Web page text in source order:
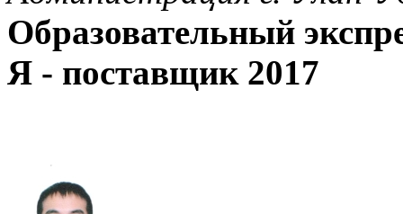
Образовательный
Я - поставщик 2017